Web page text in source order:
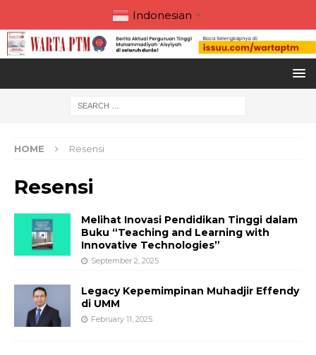
Indonesian ▼
HOME Resensi
Resensi
Melihat Inovasi Pendidikan Tinggi dalam
Buku “Teaching and Learning with
Innovative Technologies”
September 2, 2025
Legacy Kepemimpinan Muhadjir Effendy
di UMM
February 11, 2025